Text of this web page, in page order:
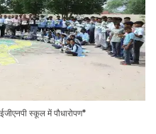
स्कूल में पौधारोपण*